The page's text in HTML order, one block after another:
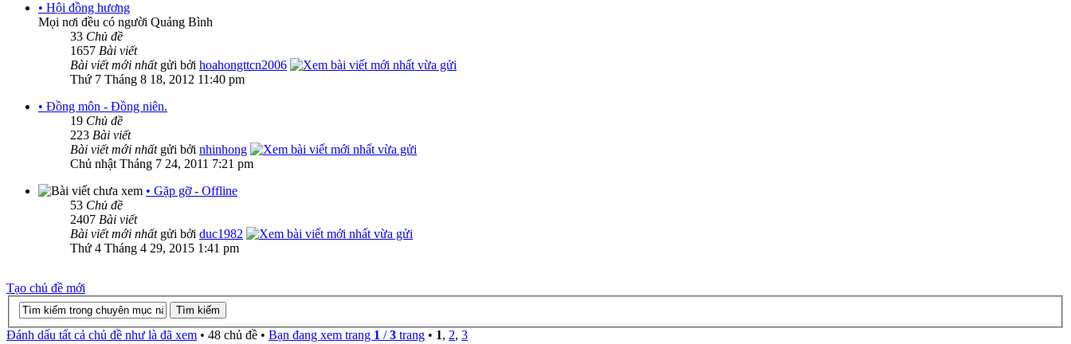
• Hội đồng hương
Mọi nơi đều có người Quảng Bình
33 Chủ đề
1657 Bài viết
Bài viết mới nhấtgửi bởi hoahongttcn2006
Thứ 7 Tháng 8 18, 2012 11:40 pm
• Đồng môn - Đồng niên.
19 Chủ đề
223 Bài viết
Bài viết mới nhấtgửi bởi nhinhong
Chủ nhật Tháng 7 24, 2011 7:21 pm
• Gặp gỡ - Offline
53 Chủ đề
2407 Bài viết
Bài viết mới nhấtgửi bởi duc1982
Thứ 4 Tháng 4 29, 2015 1:41 pm
Tạo chủ đề mới
Đánh dấu tất cả chủ đề như là đã xem • 48 chủ đề • Bạn đang xem trang 1 /3 trang • 1, 2, 3